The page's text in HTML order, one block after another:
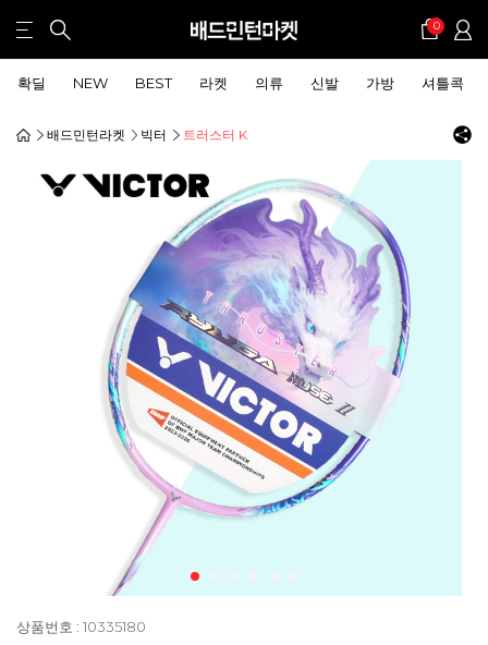
0
확딜 NEW BEST 라켓 의류 신발 가방 셔틀콕
배드민턴라켓 빅터 트러스터 K
상품번호 : 10335180